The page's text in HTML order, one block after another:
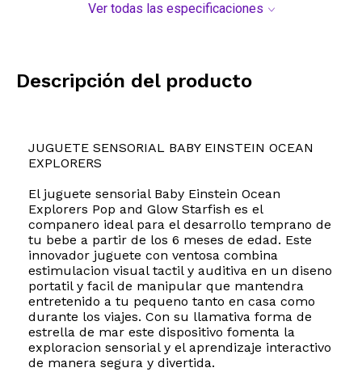
Ver todas las especificaciones
Descripción del producto
JUGUETE SENSORIAL BABY EINSTEIN OCEAN
EXPLORERS
El juguete sensorial Baby Einstein Ocean
Explorers Pop and Glow Starfish es el
companero ideal para el desarrollo temprano de
tu bebe a partir de los 6 meses de edad. Este
innovador juguete con ventosa combina
estimulacion visual tactil y auditiva en un diseno
portatil y facil de manipular que mantendra
entretenido a tu pequeno tanto en casa como
durante los viajes. Con su llamativa forma de
estrella de mar este dispositivo fomenta la
exploracion sensorial y el aprendizaje interactivo
de manera segura y divertida.